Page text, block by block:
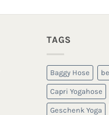
TAGS
Baggy Hose
Capri Yogahose
Geschenk Yoga